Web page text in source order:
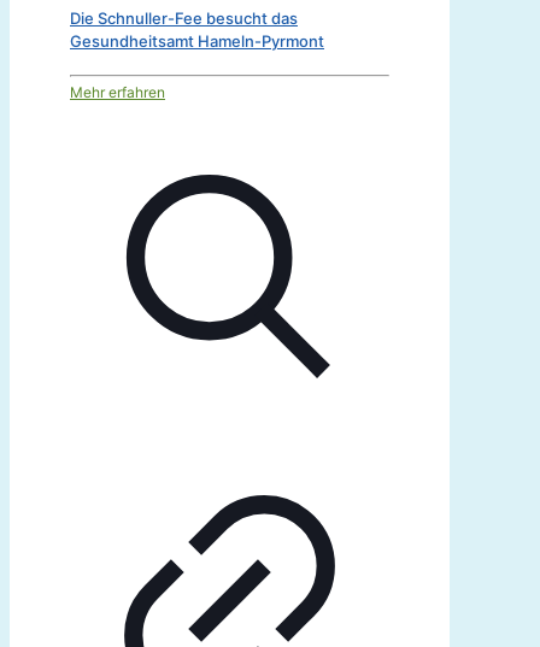
Die Schnuller-Fee besucht das
Gesundheitsamt Hameln-Pyrmont
Mehr erfahren